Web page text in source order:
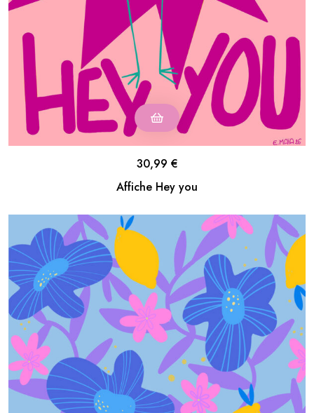
Affiche Hey you
30,99 €